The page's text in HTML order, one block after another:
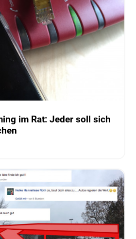
im Rat: Jeder soll sich